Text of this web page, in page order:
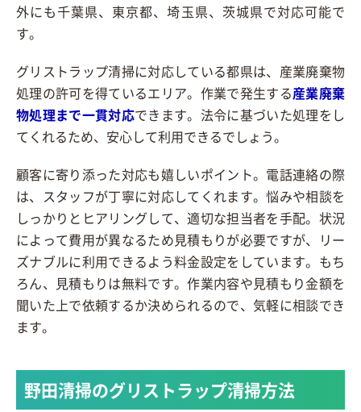
外にも千葉県、東京都、埼玉県、茨城県で対応可能で
す。
グリストラップ清掃に対応している都県は、産業廃棄物
処理の許可を得ているエリア。作業で発生する産業廃棄
物処理まで一貫対応できます。法令に基づいた処理をし
てくれるため、安心して利用できるでしょう。
顧客に寄り添った対応も嬉しいポイント。電話連絡の際
は、スタッフが丁寧に対応してくれます。悩みや相談を
しっかりとヒアリングして、適切な担当者を手配。状況
によって費用が異なるため見積もりが必要ですが、リー
ズナブルに利用できるよう料金設定をしています。もち
ろん、見積もりは無料です。作業内容や見積もり金額を
聞いた上で依頼するか決められるので、気軽に相談でき
ます。
野田清掃のグリストラップ清掃方法